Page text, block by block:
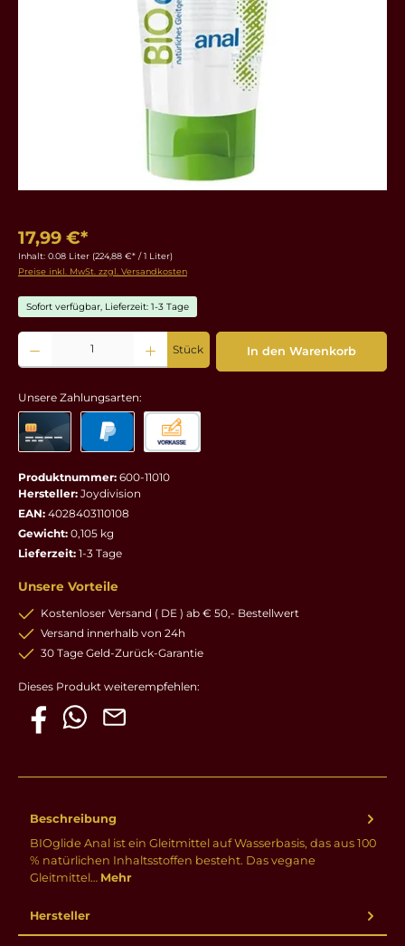
17,99 €*
Inhalt: 0.08 Liter (224,88 €* / 1 Liter)
Preise inkl. MwSt. zzgl. Versandkosten
Sofort verfügbar, Lieferzeit: 1-3 Tage
Produkt Anzahl: Gib den gewünschten Wert ein oder benutze die Schaltflächen um
Stück In den Warenkorb
Unsere Zahlungsarten:
Produktnummer: 600-11010
Hersteller: Joydivision
EAN: 4028403110108
Gewicht: 0,105 kg
Lieferzeit: 1-3 Tage
Unsere Vorteile
Kostenloser Versand ( DE ) ab € 50,- Bestellwert
Versand innerhalb von 24h
30 Tage Geld-Zurück-Garantie
Dieses Produkt weiterempfehlen:
Beschreibung
BIOglide Anal ist ein Gleitmittel auf Wasserbasis, das aus 100
% natürlichen Inhaltsstoffen besteht. Das vegane
Gleitmittel… Mehr
Hersteller